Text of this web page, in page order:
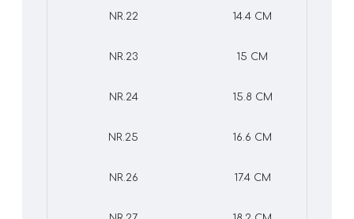
NR.22 14.4 CM
NR.23 15 CM
NR.24 15.8 CM
NR.25 16.6 CM
NR.26 17.4 CM